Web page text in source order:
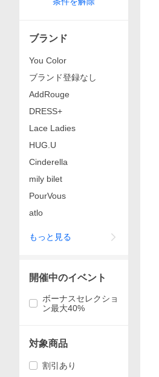
ブランド
You Color
ブランド登録なし
AddRouge
DRESS+
Lace Ladies
HUG.U
Cinderella
mily bilet
PourVous
atlo
もっと見る
開催中のイベント
ボーナスセレクショ
ン最大40%
対象商品
割引あり